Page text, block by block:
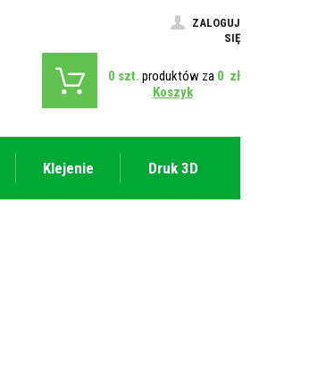
ZALOGUJ
SIĘ
0 szt. produktów za 0 zł
Koszyk
Klejenie Druk 3D